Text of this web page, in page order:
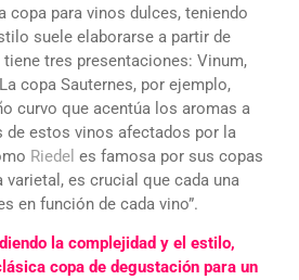
copa para vinos dulces, teniendo
suele elaborarse a partir de
tres presentaciones: Vinum,
copa Sauternes, por ejemplo,
curvo que acentúa los aromas a
estos vinos afectados por la
Riedel es famosa por sus copas
varietal, es crucial que cada una
en función de cada vino”.
la complejidad y el estilo,
copa de degustación para un